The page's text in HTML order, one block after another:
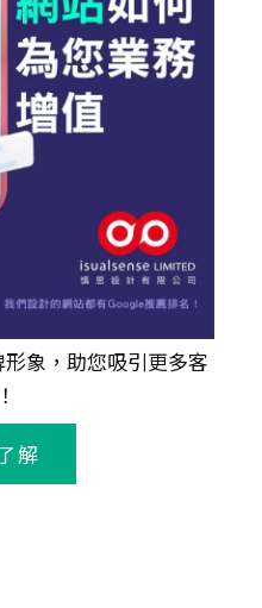
形象，助您吸引更多客
解